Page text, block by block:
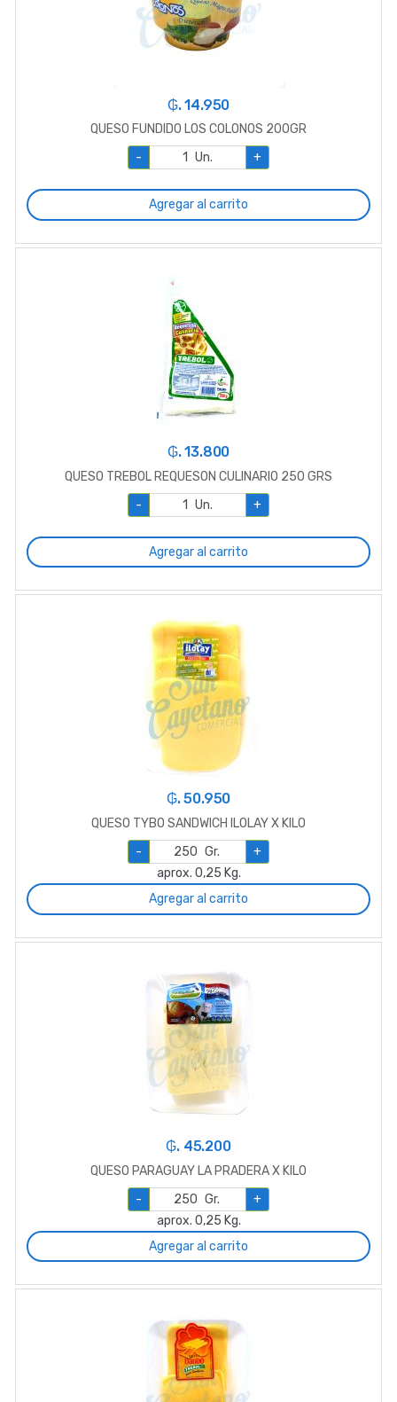
₲. 14.950
QUESO FUNDIDO LOS COLONOS 200GR
-
Un. +
Agregar al carrito
₲. 13.800
QUESO TREBOL REQUESON CULINARIO 250 GRS
-
Un. +
Agregar al carrito
₲. 50.950
QUESO TYBO SANDWICH ILOLAY X KILO
-
Gr.
+
aprox. 0,25 Kg.
Agregar al carrito
₲. 45.200
QUESO PARAGUAY LA PRADERA X KILO
-
Gr.
+
aprox. 0,25 Kg.
Agregar al carrito